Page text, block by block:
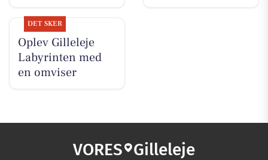
DET SKER
Oplev Gilleleje
Labyrinten med
en omviser
VORES Gilleleje